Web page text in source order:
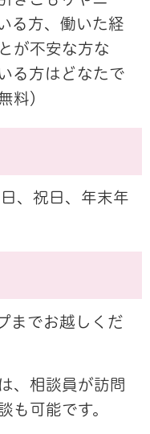
る方、働いた経
が不安な方な
る方はどなたで
料）
、祝日、年末年
までお越しくだ
、相談員が訪問
も可能です。